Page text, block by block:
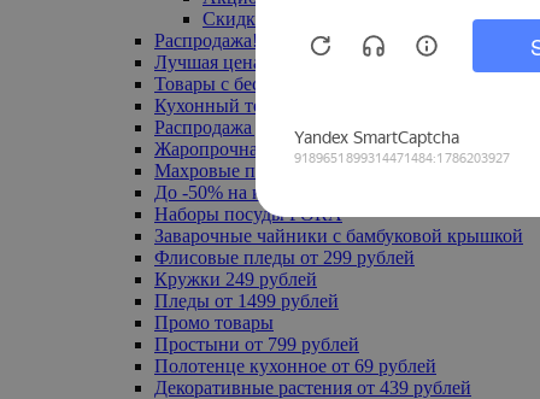
Скидка 20% по промокоду
Распродажа! Ульяновск до -70%
Лучшая цена
Товары с бесплатной доставкой
Кухонный текстиль
Распродажа до -50%
Жаропрочная посуда
Махровые полотенца
До -50% на ковры
Наборы посуды FORA
Заварочные чайники с бамбуковой крышкой
Флисовые пледы от 299 рублей
Кружки 249 рублей
Пледы от 1499 рублей
Промо товары
Простыни от 799 рублей
Полотенце кухонное от 69 рублей
Декоративные растения от 439 рублей